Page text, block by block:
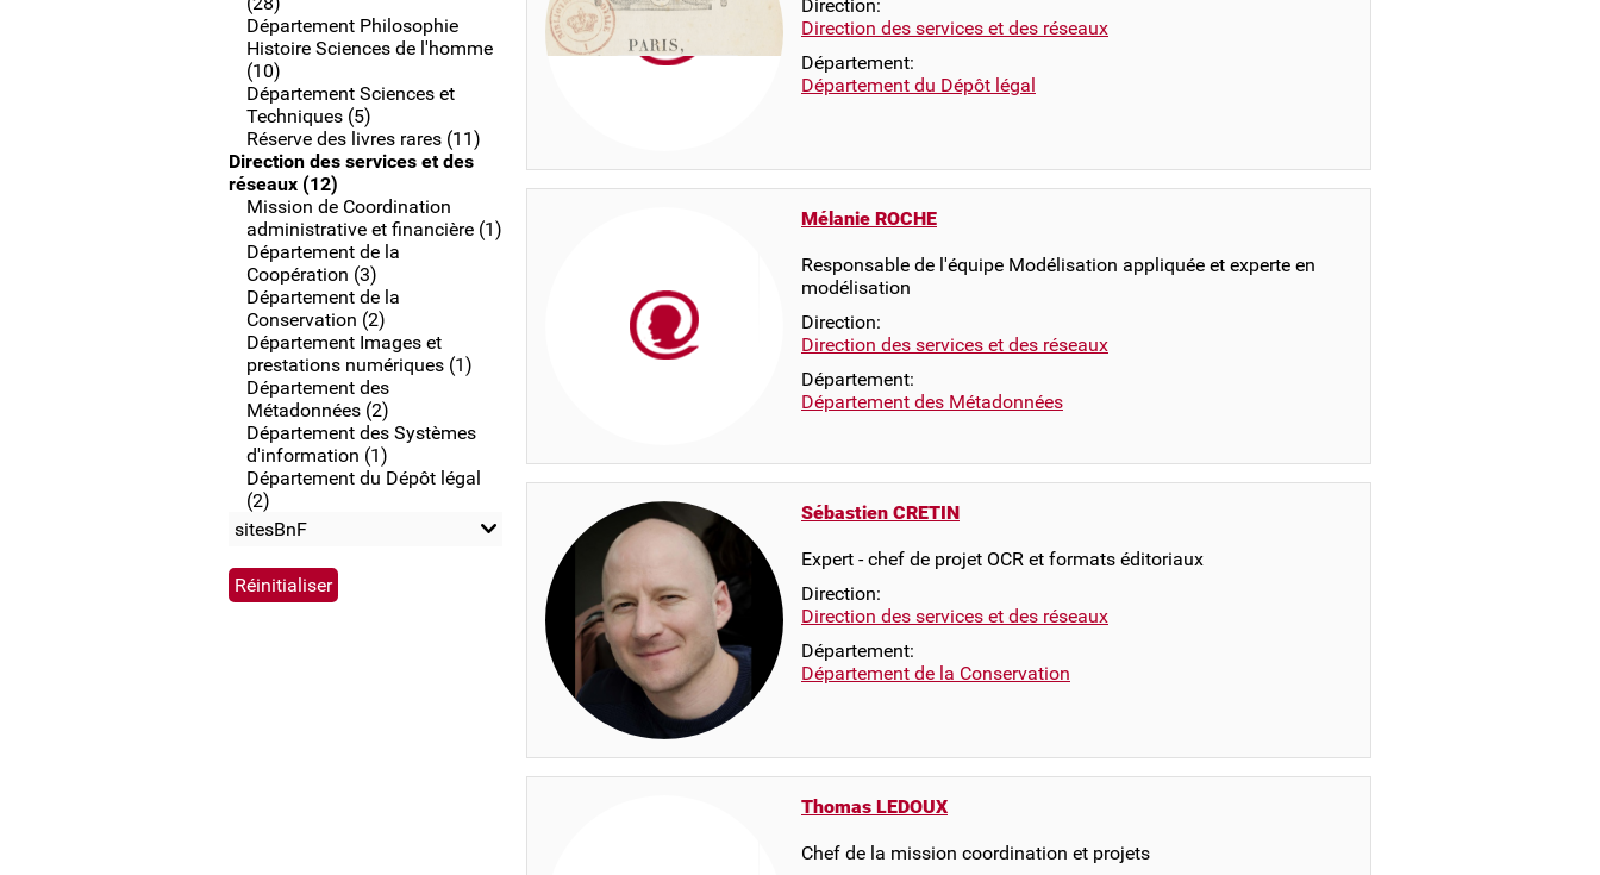
Département Philosophie
Histoire Sciences de l'homme
(10)
Département Sciences et
Techniques (5)
Réserve des livres rares (11)
Direction des services et des
réseaux (12)
Mission de Coordination
administrative et financière (1)
Département de la
Coopération (3)
Département de la
Conservation (2)
Département Images et
prestations numériques (1)
Département des
Métadonnées (2)
Département des Systèmes
d'information (1)
Département du Dépôt légal
(2)
sitesBnF
Direction:
Direction des services et des réseaux
Département:
Département du Dépôt légal
Mélanie ROCHE
Responsable de l'équipe Modélisation appliquée et experte en
modélisation
Direction:
Direction des services et des réseaux
Département:
Département des Métadonnées
Sébastien CRETIN
Expert - chef de projet OCR et formats éditoriaux
Direction:
Direction des services et des réseaux
Département:
Département de la Conservation
Thomas LEDOUX
Chef de la mission coordination et projets